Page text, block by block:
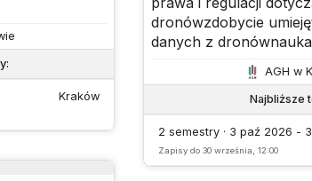
niskim lub
obejmują
jak i
i
:
Kraków
dronówzdobycie
danych z
analizy danych
praktycznych
inżynieriiobniżenie
pomiarowych
dronów
AGH w
Najbliższe
2 semestry · 3 paź 2026 -
Zapisy do 30 września, 12:00